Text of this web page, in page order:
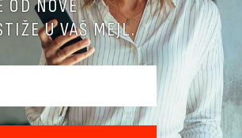
kamione nedeljom, zbog niskog
ne voze teret
se nadoknadio zbog niskog vodostaja
OD NOVE
U VAŠ MEJL.